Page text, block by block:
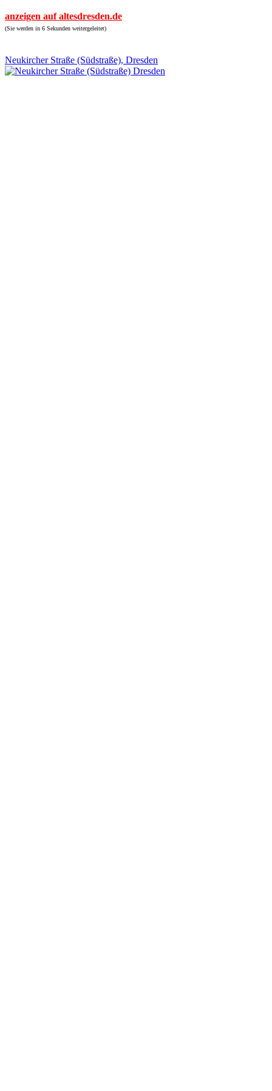
anzeigen auf altesdresden.de
(Sie werden in 6 Sekunden weitergeleitet)
Neukircher Straße (Südstraße), Dresden